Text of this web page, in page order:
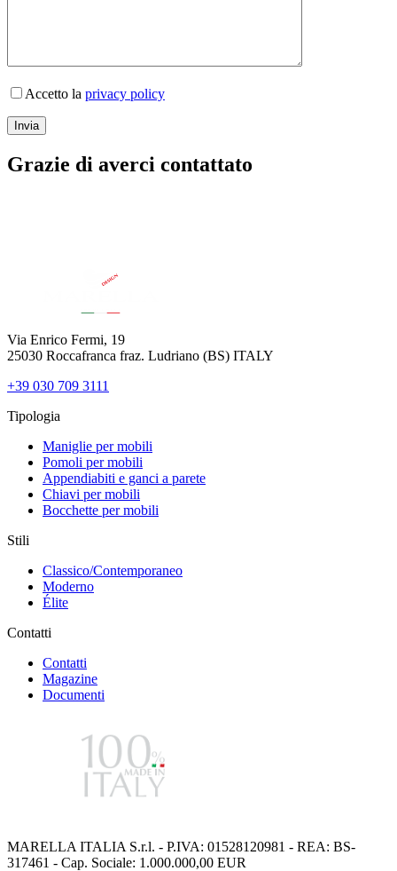
Accetto la privacy policy
Grazie di averci contattato
Via Enrico Fermi, 19
25030 Roccafranca fraz. Ludriano (BS) ITALY
+39 030 709 3111
Tipologia
Maniglie per mobili
Pomoli per mobili
Appendiabiti e ganci a parete
Chiavi per mobili
Bocchette per mobili
Stili
Classico/Contemporaneo
Moderno
Élite
Contatti
Contatti
Magazine
Documenti
MARELLA ITALIA S.r.l. - P.IVA: 01528120981 - REA: BS-
317461 - Cap. Sociale: 1.000.000,00 EUR